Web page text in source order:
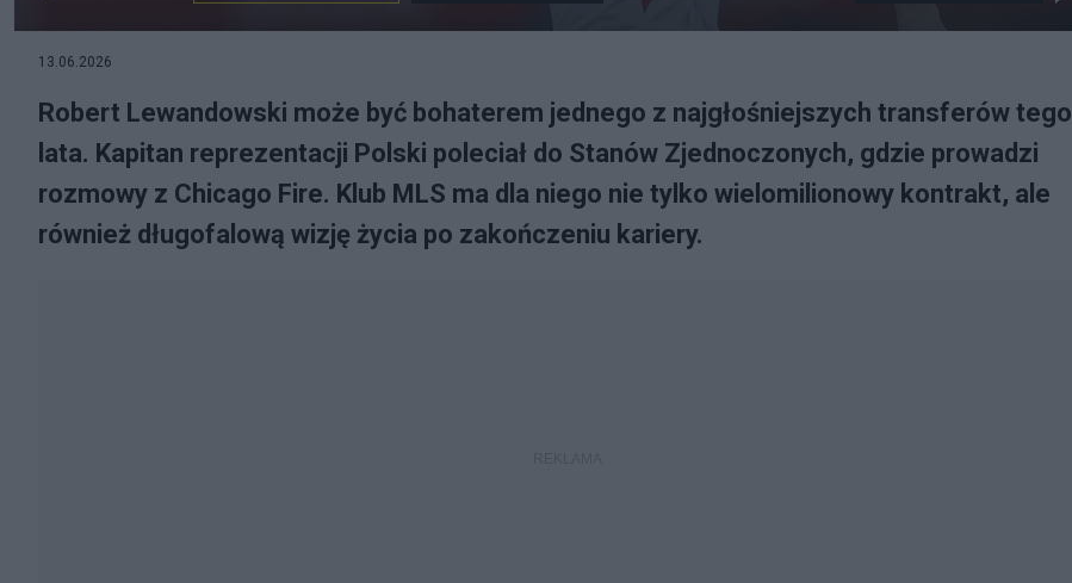
13.06.2026
Robert Lewandowski może być bohaterem jednego z najgłośniejszych transferów tego
lata. Kapitan reprezentacji Polski poleciał do Stanów Zjednoczonych, gdzie prowadzi
rozmowy z Chicago Fire. Klub MLS ma dla niego nie tylko wielomilionowy kontrakt, ale
również długofalową wizję życia po zakończeniu kariery.